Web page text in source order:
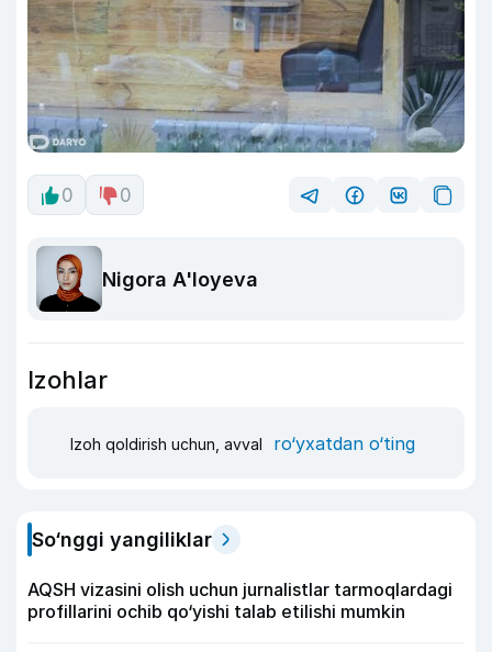
0 0
Nigora A'loyeva
Izohlar
Izoh qoldirish uchun, avval ro‘yxatdan o‘ting
So‘nggi yangiliklar
AQSH vizasini olish uchun jurnalistlar tarmoqlardagi
profillarini ochib qo‘yishi talab etilishi mumkin